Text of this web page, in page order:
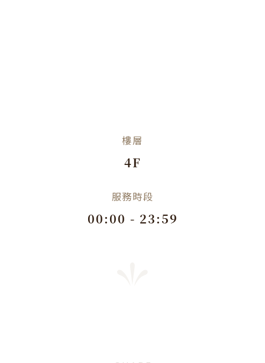
樓層
4F
服務時段
00:00 - 23:59